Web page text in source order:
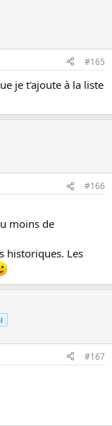
#165
je t'ajoute à la liste
#166
moins de
historiques. Les
#167